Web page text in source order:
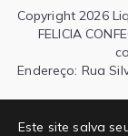
Este site salva
Copyright 2026
FELICIA
Endereço: Rua